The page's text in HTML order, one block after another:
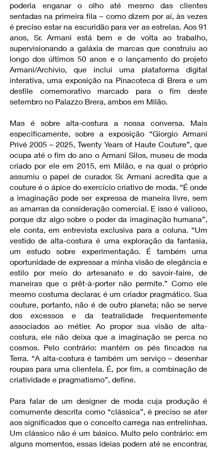
poderia enganar o olho até mesmo das clientes
sentadas na primeira fila – como dizem por aí, às vezes
é preciso estar na escuridão para ver as estrelas. Aos 91
anos, Sr. Armani está bem e de volta ao trabalho,
supervisionando a galáxia de marcas que construiu ao
longo dos últimos 50 anos e o lançamento do projeto
Armani/Archivio, que inclui uma plataforma digital
interativa, uma exposição na Pinacoteca di Brera e um
desfile comemorativo marcado para o fim deste
setembro no Palazzo Brera, ambos em Milão.
Mas é sobre alta-costura a nossa conversa. Mais
especificamente, sobre a exposição “Giorgio Armani
Privé 2005 – 2025, Twenty Years of Haute Couture”, que
ocupa até o fim do ano o Armani Silos, museu de moda
criado por ele em 2015, em Milão, e na qual o próprio
assumiu o papel de curador. Sr. Armani acredita que a
couture é o ápice do exercício criativo de moda. “É onde
a imaginação pode ser expressa de maneira livre, sem
as amarras da consideração comercial. E isso é valioso,
porque diz algo sobre o poder da imaginação humana”,
ele conta, em entrevista exclusiva para a coluna. “Um
vestido de alta-costura é uma exploração da fantasia,
um estudo sobre experimentação. É também uma
oportunidade de expressar a minha visão de elegância e
estilo por meio do artesanato e do savoir-faire, de
maneiras que o prêt-à-porter não permite.” Como ele
mesmo costuma declarar, é um criador pragmático. Sua
couture, portanto, não é de outro planeta; não se serve
dos excessos e da teatralidade frequentemente
associados ao métier. Ao propor sua visão de alta-
costura, ele não deixa que a imaginação se perca no
cosmos. Pelo contrário: mantém os pés fincados na
Terra. “A alta-costura é também um serviço – desenhar
roupas para uma clientela. É, por fim, a combinação de
criatividade e pragmatismo”, define.
Para falar de um designer de moda cuja produção é
comumente descrita como “clássica”, é preciso se ater
aos significados que o conceito carrega nas entrelinhas.
Um clássico não é um básico. Muito pelo contrário: em
alguns momentos, essas ideias podem até se encontrar,